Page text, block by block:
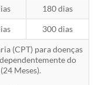
180 dias
300 dias
(CPT) para doenças
do
Meses).